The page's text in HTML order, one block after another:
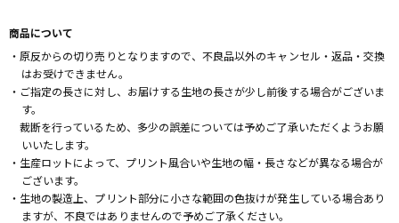
商品について
・原反からの切り売りとなりますので、不良品以外のキャンセル・返品・交換
はお受けできません。
・ご指定の長さに対し、お届けする生地の長さが少し前後する場合がございま
す。
裁断を行っているため、多少の誤差については予めご了承いただくようお願
いいたします。
・生産ロットによって、プリント風合いや生地の幅・長さなどが異なる場合が
ございます。
・生地の製造上、プリント部分に小さな範囲の色抜けが発生している場合あり
ますが、不良ではありませんので予めご了承ください。